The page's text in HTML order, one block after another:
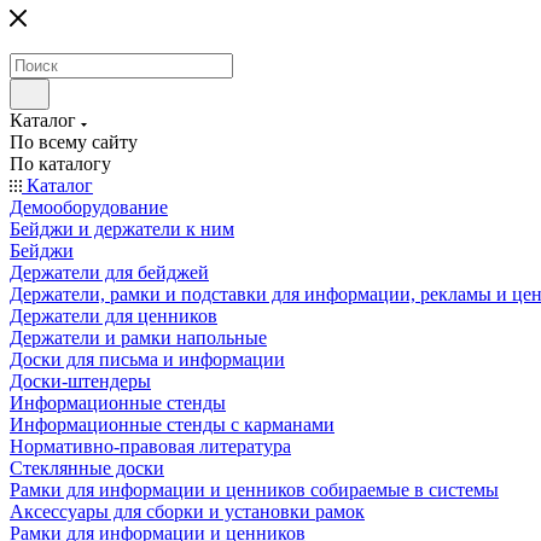
Каталог
По всему сайту
По каталогу
Каталог
Демооборудование
Бейджи и держатели к ним
Бейджи
Держатели для бейджей
Держатели, рамки и подставки для информации, рекламы и
Держатели для ценников
Держатели и рамки напольные
Доски для письма и информации
Доски-штендеры
Информационные стенды
Информационные стенды с карманами
Нормативно-правовая литература
Стеклянные доски
Рамки для информации и ценников собираемые в системы
Аксессуары для сборки и установки рамок
Рамки для информации и ценников